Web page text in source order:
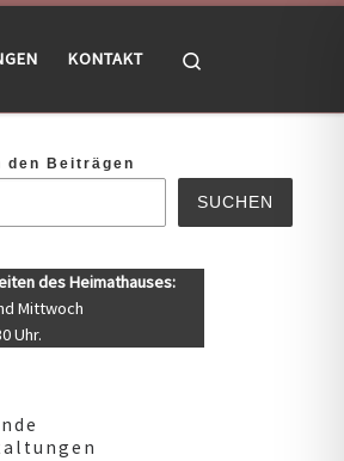
KONTAKT
den Beiträgen
SUCHEN
des Heimathauses:
Mittwoch
Uhr.